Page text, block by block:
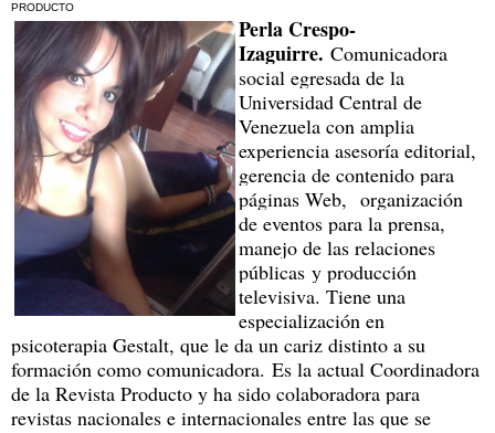
PRODUCTO
Perla Crespo-
Izaguirre. Comunicadora
social egresada de la
Universidad Central de
Venezuela con amplia
experiencia asesoría editorial,
gerencia de contenido para
páginas Web, organización
de eventos para la prensa,
manejo de las relaciones
públicas y producción
televisiva. Tiene una
especialización en
psicoterapia Gestalt, que le da un cariz distinto a su
formación como comunicadora. Es la actual Coordinadora
de la Revista Producto y ha sido colaboradora para
revistas nacionales e internacionales entre las que se